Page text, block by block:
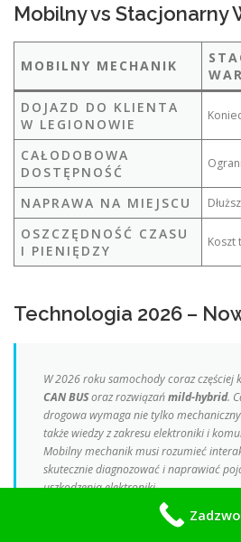
Mobilny vs Stacjonarny
MOBILNY MECHANIK
DOJAZD DO KLIENTA
W LEGIONOWIE
CAŁODOBOWA
DOSTĘPNOŚĆ
NAPRAWA NA MIEJSCU
OSZCZĘDNOŚĆ CZASU
I PIENIĘDZY
Koszt
Technologia 2026 –
W 2026 roku samochody coraz częściej
CAN BUSoraz rozwiązańmild-hybrid.
drogowa wymaga nie tylko
także wiedzy z zakresu elektroniki i
Mobilny mechanik musi rozumieć
skutecznie diagnozować i naprawiać
uszkodzenia elektroniki.